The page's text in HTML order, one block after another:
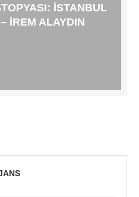
İSTANBUL
İREM ALAYDIN